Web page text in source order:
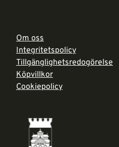
Om oss
Integritetspolicy
Tillgänglighetsredogörelse
Köpvillkor
Cookiepolicy